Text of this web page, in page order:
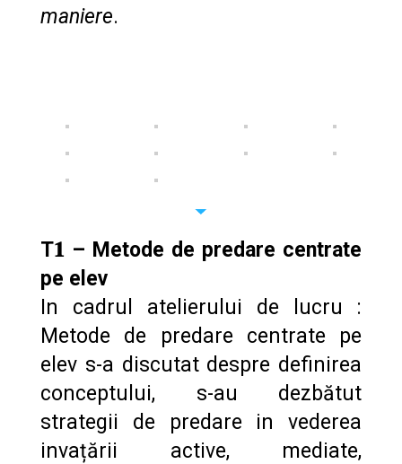
maniere.
T𝟏 – Metode de predare centrate
pe elev
In cadrul atelierului de lucru :
Metode de predare centrate pe
elev s-a discutat despre definirea
conceptului, s-au dezbătut
strategii de predare in vederea
invațării active, mediate,